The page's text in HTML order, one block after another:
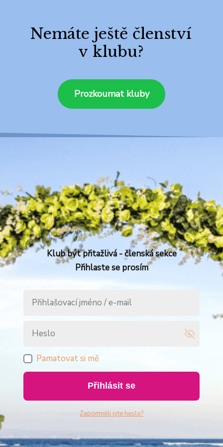
Nemáte ještě členství
v klubu?
Prozkoumat kluby
Klub být přitažlivá - členská sekce
Přihlaste se prosím
Pamatovat si mě
Přihlásit se
Zapomněli jste heslo?